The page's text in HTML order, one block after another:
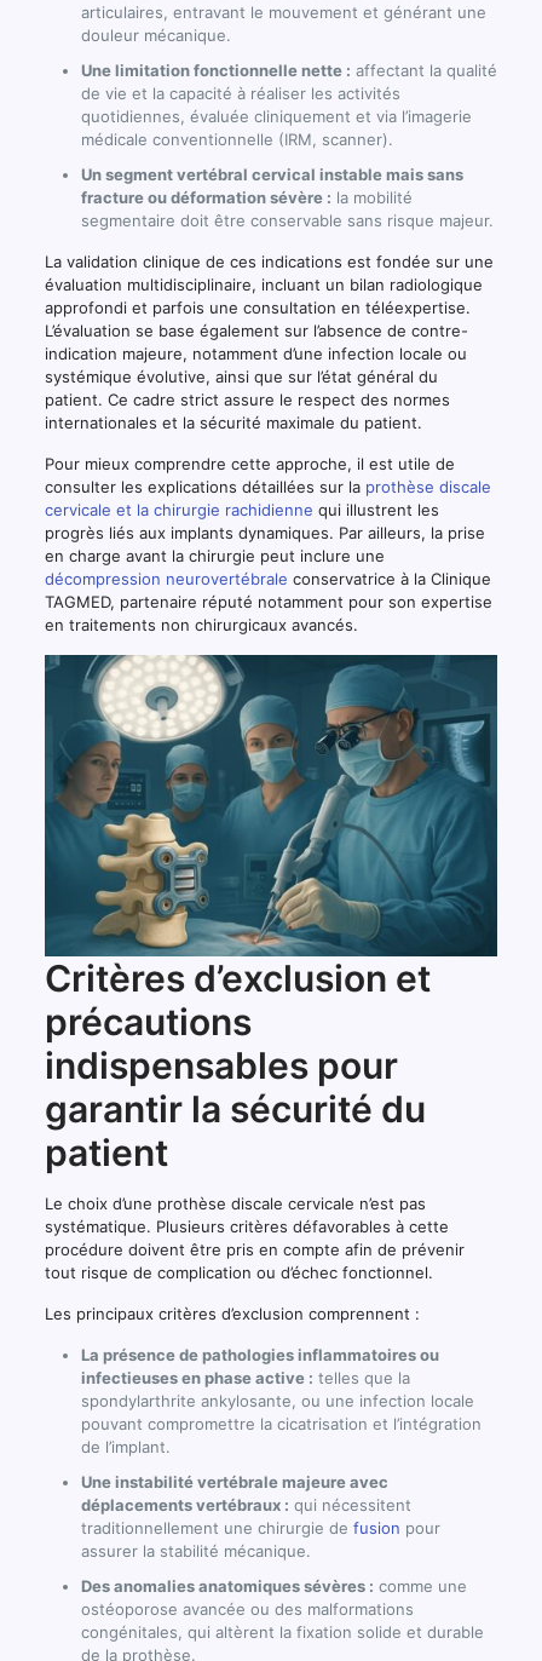
articulaires, entravant le mouvement et générant une
douleur mécanique.
Une limitation fonctionnelle nette : affectant la qualité
de vie et la capacité à réaliser les activités
quotidiennes, évaluée cliniquement et via l’imagerie
médicale conventionnelle (IRM, scanner).
Un segment vertébral cervical instable mais sans
fracture ou déformation sévère : la mobilité
segmentaire doit être conservable sans risque majeur.
La validation clinique de ces indications est fondée sur une
évaluation multidisciplinaire, incluant un bilan radiologique
approfondi et parfois une consultation en téléexpertise.
L’évaluation se base également sur l’absence de contre-
indication majeure, notamment d’une infection locale ou
systémique évolutive, ainsi que sur l’état général du
patient. Ce cadre strict assure le respect des normes
internationales et la sécurité maximale du patient.
Pour mieux comprendre cette approche, il est utile de
consulter les explications détaillées sur la prothèse discale
cervicale et la chirurgie rachidienne qui illustrent les
progrès liés aux implants dynamiques. Par ailleurs, la prise
en charge avant la chirurgie peut inclure une
décompression neurovertébrale conservatrice à la Clinique
TAGMED, partenaire réputé notamment pour son expertise
en traitements non chirurgicaux avancés.
Critères d’exclusion et
précautions
indispensables pour
garantir la sécurité du
patient
Le choix d’une prothèse discale cervicale n’est pas
systématique. Plusieurs critères défavorables à cette
procédure doivent être pris en compte afin de prévenir
tout risque de complication ou d’échec fonctionnel.
Les principaux critères d’exclusion comprennent :
La présence de pathologies inflammatoires ou
infectieuses en phase active : telles que la
spondylarthrite ankylosante, ou une infection locale
pouvant compromettre la cicatrisation et l’intégration
de l’implant.
Une instabilité vertébrale majeure avec
déplacements vertébraux : qui nécessitent
traditionnellement une chirurgie de fusion pour
assurer la stabilité mécanique.
Des anomalies anatomiques sévères : comme une
ostéoporose avancée ou des malformations
congénitales, qui altèrent la fixation solide et durable
de la prothèse.